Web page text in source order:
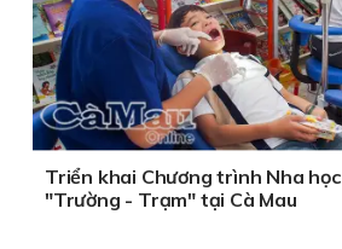
Triển khai Chương trình Nha
"Trường - Trạm" tại Cà Mau